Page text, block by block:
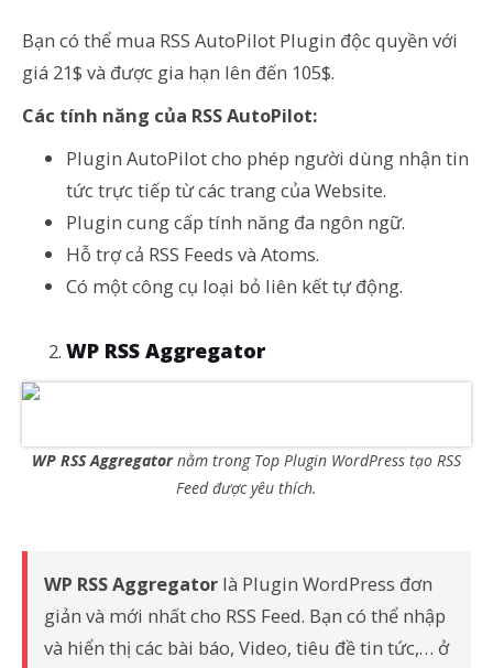
Bạn có thể mua RSS AutoPilot Plugin độc quyền với
giá 21$ và được gia hạn lên đến 105$.
Các tính năng của RSS AutoPilot:
Plugin AutoPilot cho phép người dùng nhận tin
tức trực tiếp từ các trang của Website.
Plugin cung cấp tính năng đa ngôn ngữ.
Hỗ trợ cả RSS Feeds và Atoms.
Có một công cụ loại bỏ liên kết tự động.
WP RSS Aggregator
WP RSS Aggregatornằm trong Top Plugin WordPress tạo RSS
Feed được yêu thích.
WP RSS Aggregator là Plugin WordPress đơn
giản và mới nhất cho RSS Feed. Bạn có thể nhập
và hiển thị các bài báo, Video, tiêu đề tin tức,… ở